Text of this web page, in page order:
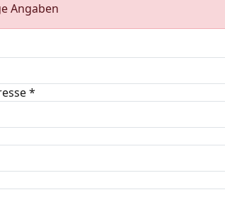
Angaben
*